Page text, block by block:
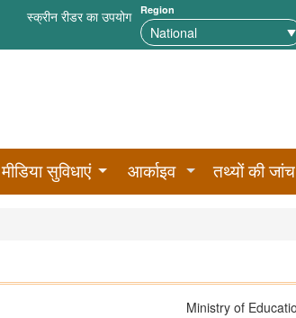
स्क्रीन रीडर का उपयोग Region
मीडिया सुविधाएं आर्काइव तथ्यों की जांच